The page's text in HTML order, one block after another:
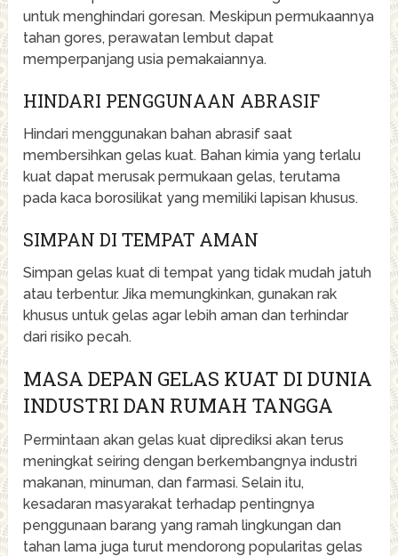
untuk menghindari goresan. Meskipun permukaannya
tahan gores, perawatan lembut dapat
memperpanjang usia pemakaiannya.
HINDARI PENGGUNAAN ABRASIF
Hindari menggunakan bahan abrasif saat
membersihkan gelas kuat. Bahan kimia yang terlalu
kuat dapat merusak permukaan gelas, terutama
pada kaca borosilikat yang memiliki lapisan khusus.
SIMPAN DI TEMPAT AMAN
Simpan gelas kuat di tempat yang tidak mudah jatuh
atau terbentur. Jika memungkinkan, gunakan rak
khusus untuk gelas agar lebih aman dan terhindar
dari risiko pecah.
MASA DEPAN GELAS KUAT DI DUNIA
INDUSTRI DAN RUMAH TANGGA
Permintaan akan gelas kuat diprediksi akan terus
meningkat seiring dengan berkembangnya industri
makanan, minuman, dan farmasi. Selain itu,
kesadaran masyarakat terhadap pentingnya
penggunaan barang yang ramah lingkungan dan
tahan lama juga turut mendorong popularitas gelas